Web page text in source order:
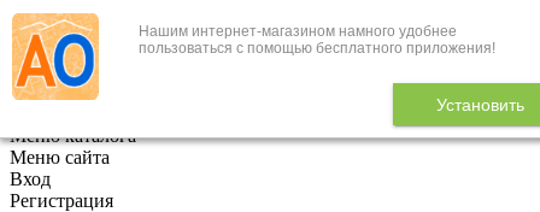
Нашим интернет-магазином намного удобнее
пользоваться с помощью бесплатного приложения!
Установить
+7 (495) 646-888-1
В корзине 0
Меню каталога
Меню сайта
Вход
Регистрация